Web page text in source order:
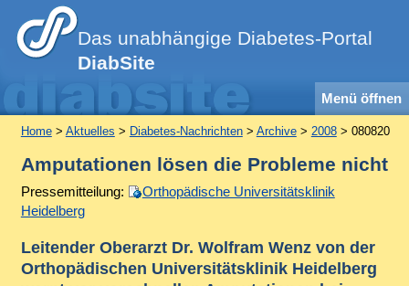
Das unabhängige Diabetes-Portal
DiabSite
Menü öffnen
Home> Aktuelles > Diabetes-Nachrichten> Archive> 2008> 080820
Amputationen lösen die Probleme nicht
Pressemitteilung:
Orthopädische Universitätsklinik
Heidelberg
Leitender Oberarzt Dr. Wolfram Wenz von der
Orthopädischen Universitätsklinik Heidelberg